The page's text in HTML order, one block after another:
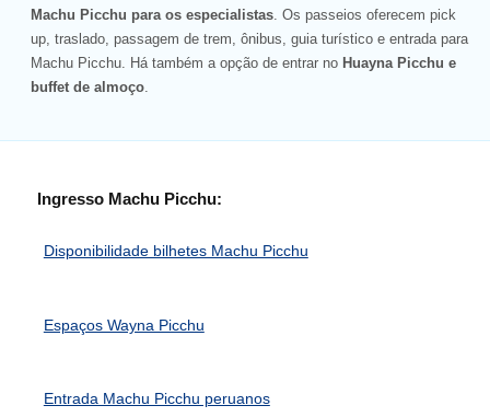
Machu Picchu para os especialistas . Os passeios oferecem pick
up, traslado, passagem de trem, ônibus, guia turístico e entrada para
Machu Picchu. Há também a opção de entrar no Huayna Picchu e
buffet de almoço
Ingresso Machu Picchu:
Disponibilidade bilhetes Machu Picchu
Espaços Wayna Picchu
Entrada Machu Picchu peruanos